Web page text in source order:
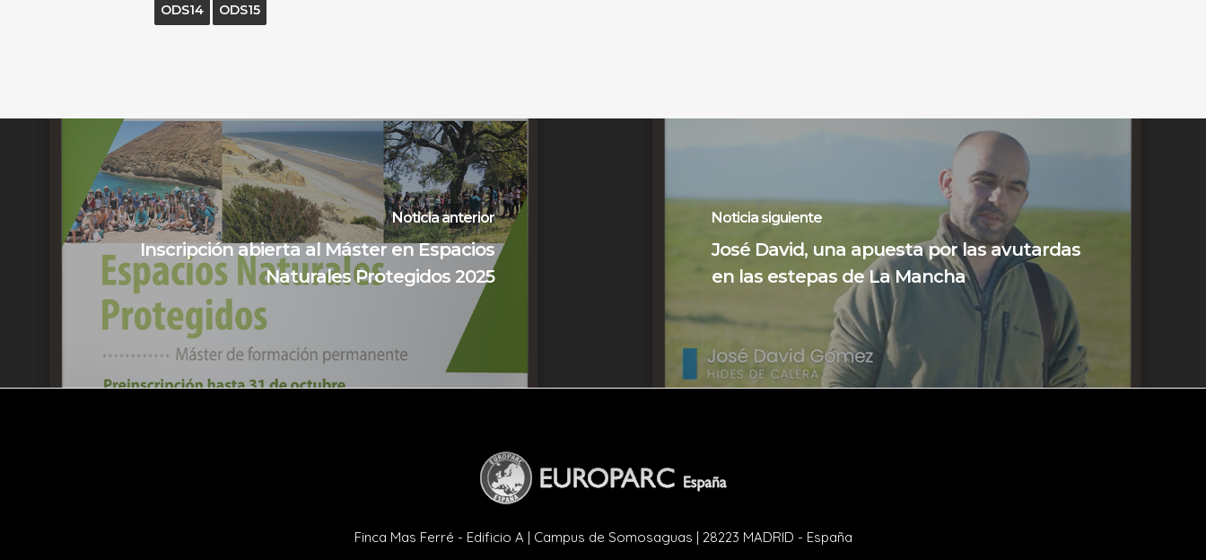
ODS14
ODS15
Noticia anterior
Inscripción abierta al Máster en Espacios
Naturales Protegidos 2025
Noticia siguiente
José David, una apuesta por las avutardas
en las estepas de La Mancha
Finca Mas Ferré - Edificio A | Campus de Somosaguas | 28223 MADRID - España